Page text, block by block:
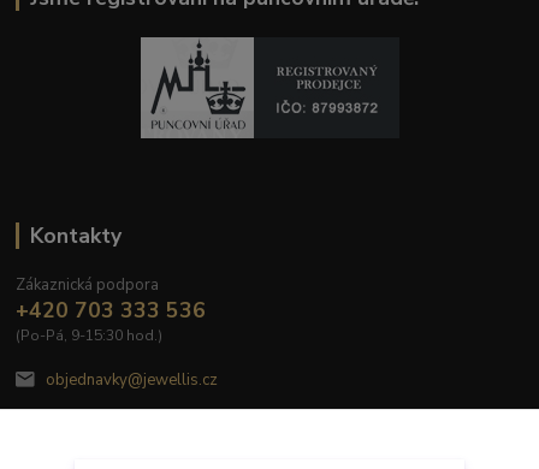
Kontakty
Zákaznická podpora
+420 703 333 536
(Po-Pá, 9-15:30 hod.)
objednavky@jewellis.cz